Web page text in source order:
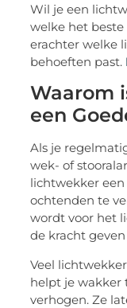
Wil je een
welke het beste
erachter welke
behoeften past.
Waarom
een
Als je
wek- of
lichtwekker
ochtenden te
wordt voor het
de kracht
Veel
helpt je wakker
verhogen. Ze